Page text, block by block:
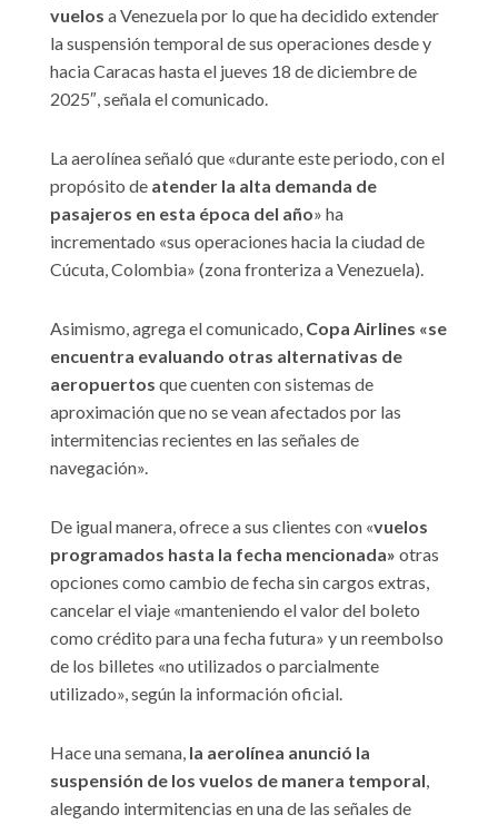
vuelos a Venezuela por lo que ha decidido extender
la suspensión temporal de sus operaciones desde y
hacia Caracas hasta el jueves 18 de diciembre de
2025″, señala el comunicado.
La aerolínea señaló que «durante este periodo, con el
propósito de atender la alta demanda de
pasajeros en esta época del año» ha
incrementado «sus operaciones hacia la ciudad de
Cúcuta, Colombia» (zona fronteriza a Venezuela).
Asimismo, agrega el comunicado, Copa Airlines «se
encuentra evaluando otras alternativas de
aeropuertos que cuenten con sistemas de
aproximación que no se vean afectados por las
intermitencias recientes en las señales de
navegación».
De igual manera, ofrece a sus clientes con «vuelos
programados hasta la fecha mencionada» otras
opciones como cambio de fecha sin cargos extras,
cancelar el viaje «manteniendo el valor del boleto
como crédito para una fecha futura» y un reembolso
de los billetes «no utilizados o parcialmente
utilizado», según la información oficial.
Hace una semana, la aerolínea anunció la
suspensión de los vuelos de manera temporal,
alegando intermitencias en una de las señales de